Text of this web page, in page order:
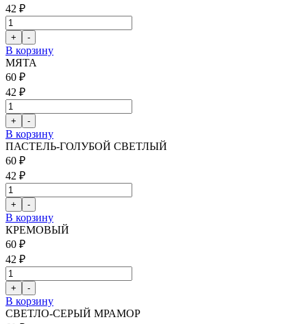
42 ₽
В корзину
МЯТА
60 ₽
42 ₽
В корзину
ПАСТЕЛЬ-ГОЛУБОЙ СВЕТЛЫЙ
60 ₽
42 ₽
В корзину
КРЕМОВЫЙ
60 ₽
42 ₽
В корзину
СВЕТЛО-СЕРЫЙ МРАМОР